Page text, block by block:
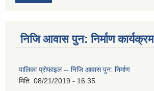
निजि आवास पुन: निर्माण कार्यक्रम
पालिका प्राेफाइल -- निजि आवास पुन: निर्माण
मिति: 08/21/2019 - 16:35